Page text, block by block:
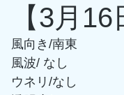
【3月
風向き/南東
風波/ なし
ウネリ/なし